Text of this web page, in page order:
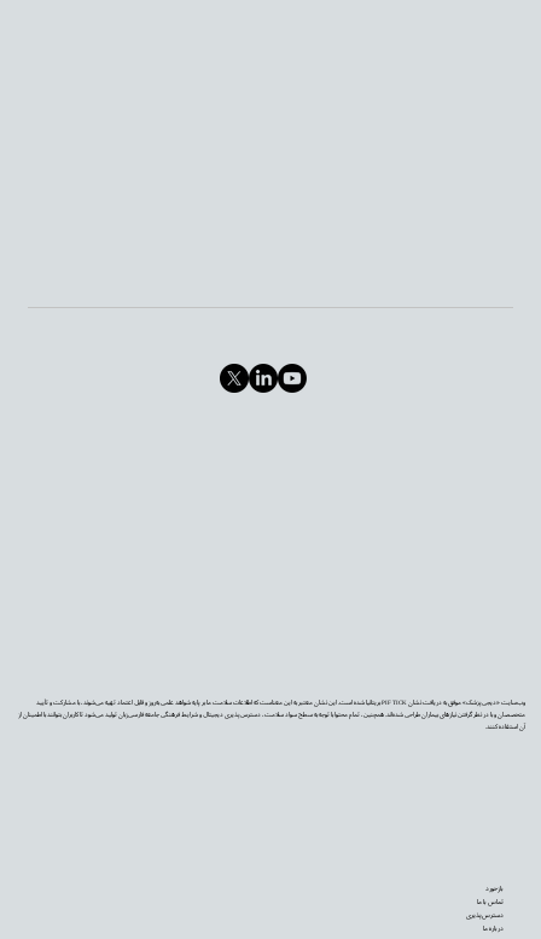
وب‌سایت «دیجی‌پزشک» موفق به دریافت نشان PIF TICK بریتانیا شده است. این نشان معتبر به این معناست که اطلاعات سلامت ما بر پایه شواهد علمی به‌روز و قابل اعتماد تهیه می‌شوند، با مشارکت و تأیید
متخصصان و با در نظر گرفتن نیازهای بیماران طراحی شده‌اند. همچنین، تمام محتوا با توجه به سطح سواد سلامت، دسترس‌پذیری دیجیتال و شرایط فرهنگی جامعه فارسی‌زبان تولید می‌شود تا کاربران بتوانند با اطمینان از
آن استفاده کنند.
بازخورد
تماس با ما
دسترس‌پذیری
درباره ما